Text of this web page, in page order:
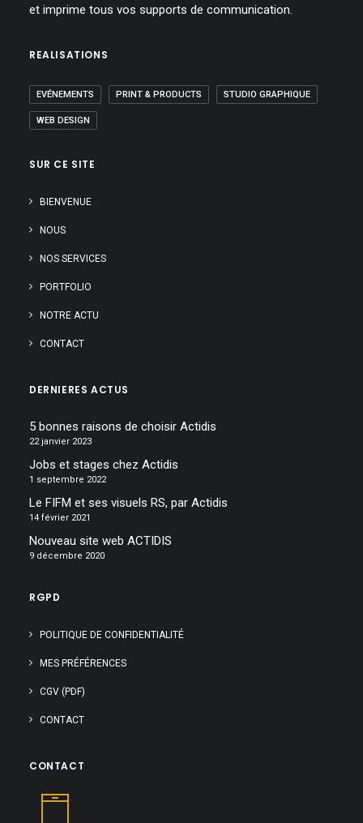
et imprime tous vos supports de communication.
REALISATIONS
EVÉNEMENTS PRINT & PRODUCTS STUDIO GRAPHIQUE
WEB DESIGN
SUR CE SITE
BIENVENUE
NOUS
NOS SERVICES
PORTFOLIO
NOTRE ACTU
CONTACT
DERNIERES ACTUS
5 bonnes raisons de choisir Actidis
22 janvier 2023
Jobs et stages chez Actidis
1 septembre 2022
Le FIFM et ses visuels RS, par Actidis
14 février 2021
Nouveau site web ACTIDIS
9 décembre 2020
RGPD
POLITIQUE DE CONFIDENTIALITÉ
MES PRÉFÉRENCES
CGV (PDF)
CONTACT
CONTACT